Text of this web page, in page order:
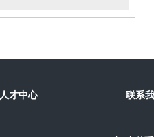
人才中心 联系